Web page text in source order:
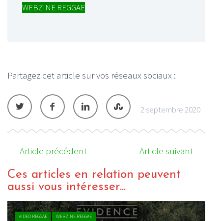
WEBZINE REGGAE
Partagez cet article sur vos réseaux sociaux :
2 septembre 2020
Article précédent Article suivant
Ces articles en relation peuvent
aussi vous intéresser...
ACTU REGGAE WEBZINE REGGAE